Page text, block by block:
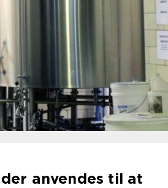
anvendes til at